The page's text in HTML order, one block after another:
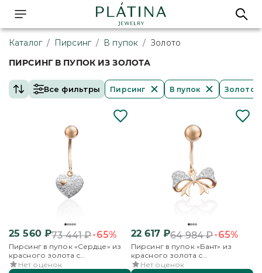
Каталог / Пирсинг / В пупок / Золото
ПИРСИНГ В ПУПОК ИЗ ЗОЛОТА
Все фильтры Пирсинг В пупок Золото
25 560₽73 441₽-65%
Пирсинг в пупок «Сердце» из
красного золота с
синтетическими вставками
Нет оценок
22 617₽64 984₽-65%
Пирсинг в пупок «Бант» из
красного золота с
синтетическими вставками
Нет оценок